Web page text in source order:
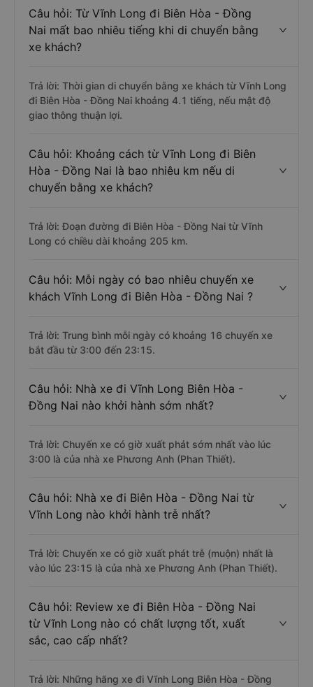
Câu hỏi: Từ Vĩnh Long đi Biên Hòa - Đồng
Nai mất bao nhiêu tiếng khi di chuyển bằng
xe khách?
Trả lời: Thời gian di chuyển bằng xe khách từ Vĩnh Long
đi Biên Hòa - Đồng Nai khoảng 4.1 tiếng, nếu mật độ
giao thông thuận lợi.
Câu hỏi: Khoảng cách từ Vĩnh Long đi Biên
Hòa - Đồng Nai là bao nhiêu km nếu di
chuyển bằng xe khách?
Trả lời: Đoạn đường đi Biên Hòa - Đồng Nai từ Vĩnh
Long có chiều dài khoảng 205 km.
Câu hỏi: Mỗi ngày có bao nhiêu chuyến xe
khách Vĩnh Long đi Biên Hòa - Đồng Nai ?
Trả lời: Trung bình mỗi ngày có khoảng 16 chuyến xe
bắt đầu từ 3:00 đến 23:15.
Câu hỏi: Nhà xe đi Vĩnh Long Biên Hòa -
Đồng Nai nào khởi hành sớm nhất?
Trả lời: Chuyến xe có giờ xuất phát sớm nhất vào lúc
3:00 là của nhà xe Phương Anh (Phan Thiết).
Câu hỏi: Nhà xe đi Biên Hòa - Đồng Nai từ
Vĩnh Long nào khởi hành trễ nhất?
Trả lời: Chuyến xe có giờ xuất phát trễ (muộn) nhất là
vào lúc 23:15 là của nhà xe Phương Anh (Phan Thiết).
Câu hỏi: Review xe đi Biên Hòa - Đồng Nai
từ Vĩnh Long nào có chất lượng tốt, xuất
sắc, cao cấp nhất?
Trả lời: Những hãng xe đi Vĩnh Long Biên Hòa - Đồng